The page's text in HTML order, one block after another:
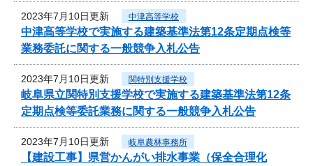
2023年7月10日更新 中津高等学校
中津高等学校で実施する建築基準法第12条定期点検等
業務委託に関する一般競争入札公告
2023年7月10日更新 関特別支援学校
岐阜県立関特別支援学校で実施する建築基準法第12条
定期点検等委託業務に関する一般競争入札公告
2023年7月10日更新 岐阜農林事務所
【建設工事】県営かんがい排水事業（保全合理化